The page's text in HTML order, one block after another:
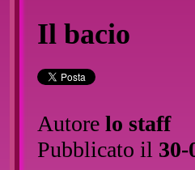
Il bacio
Autore lo staff
Pubblicato il 30-